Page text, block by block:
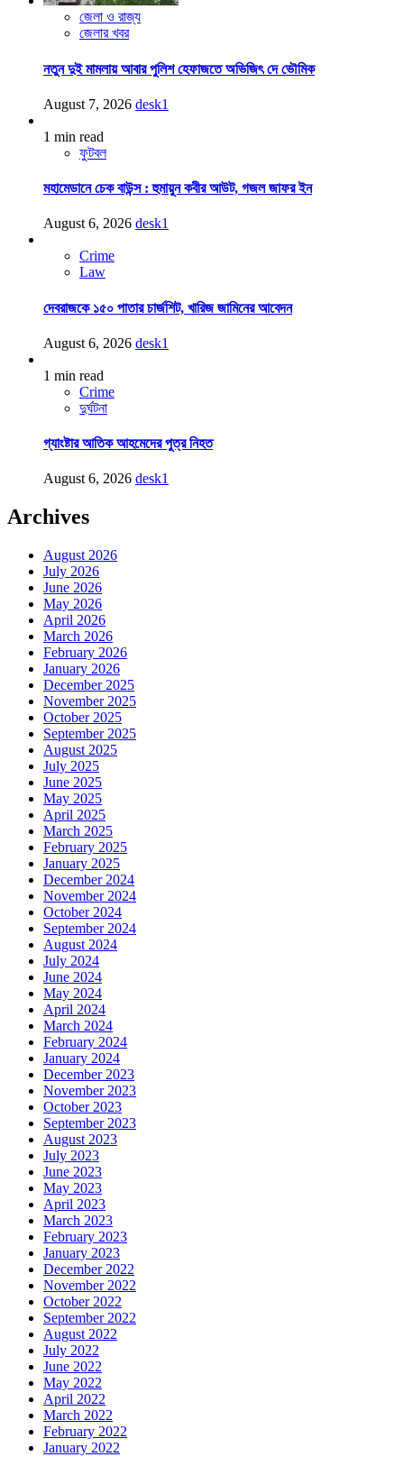
জেলা ও রাজ্য
জেলার খবর
নতুন দুই মামলায় আবার পুলিশ হেফাজতে অভিজিৎ দে ভৌমিক
August 7, 2026 desk1
1 min read
ফুটবল
মহামেডানে চেক বাউন্স : হুমায়ুন কবীর আউট, গজল জাফর ইন
August 6, 2026 desk1
Crime
Law
দেবরাজকে ১৫০ পাতার চার্জশিট, খারিজ জামিনের আবেদন
August 6, 2026 desk1
1 min read
Crime
দুর্ঘটনা
গ্যাংষ্টার আতিক আহমেদের পুত্র নিহত
August 6, 2026 desk1
Archives
August 2026
July 2026
June 2026
May 2026
April 2026
March 2026
February 2026
January 2026
December 2025
November 2025
October 2025
September 2025
August 2025
July 2025
June 2025
May 2025
April 2025
March 2025
February 2025
January 2025
December 2024
November 2024
October 2024
September 2024
August 2024
July 2024
June 2024
May 2024
April 2024
March 2024
February 2024
January 2024
December 2023
November 2023
October 2023
September 2023
August 2023
July 2023
June 2023
May 2023
April 2023
March 2023
February 2023
January 2023
December 2022
November 2022
October 2022
September 2022
August 2022
July 2022
June 2022
May 2022
April 2022
March 2022
February 2022
January 2022